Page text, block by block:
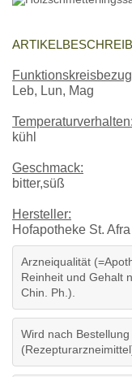
Leb, Lun, Mag
Temperaturverhalten:
kühl
Geschmack:
bitter,süß
Hersteller:
Hofapotheke St. Afra
Arzneiqualität
Reinheit und Gehalt
Chin. Ph.).
Wird nach